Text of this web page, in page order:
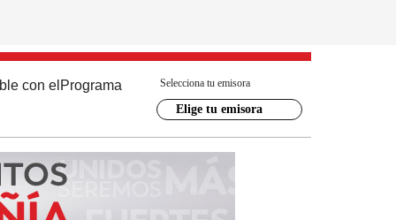
con el Programa Selecciona tu emisora
Elige tu emisora